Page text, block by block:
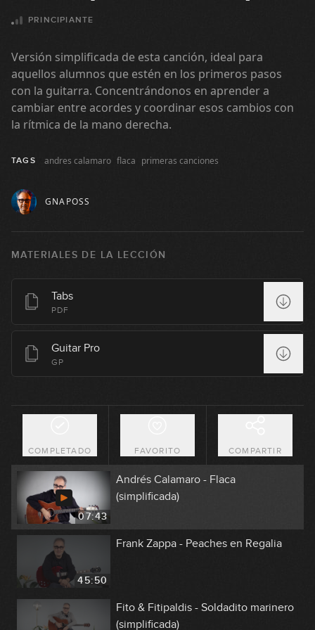
PRINCIPIANTE
Versión simplificada de esta canción, ideal para
aquellos alumnos que estén en los primeros pasos
con la guitarra. Concentrándonos en aprender a
cambiar entre acordes y coordinar esos cambios con
la rítmica de la mano derecha.
TAGS andres calamaro flaca primeras canciones
GNAPOSS
MATERIALES DE LA LECCIÓN
Tabs
PDF
Guitar Pro
GP
COMPLETADO FAVORITO COMPARTIR
14:59
26:38
Stevie Ray Vaughan - Mary Had A
Little Lamb
33:47
Guns N' Roses - Sweet Child O' Mine
41:18
05:36
06:58
Los Ronaldos - No puedo vivir sin ti
07:43
Andrés Calamaro - Flaca
(simplificada)
45:50
Frank Zappa - Peaches en Regalia
Fito & Fitipaldis - Soldadito marinero
(simplificada)